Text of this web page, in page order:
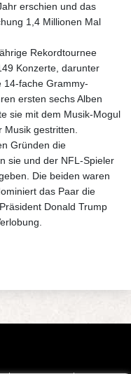
erschien und das
1,4 Millionen Mal
Rekordtournee
Konzerte, darunter
14-fache Grammy-
ersten sechs Alben
sie mit dem Musik-Mogul
gestritten.
Gründen die
sie und der NFL-Spieler
Die beiden waren
das Paar die
Donald Trump